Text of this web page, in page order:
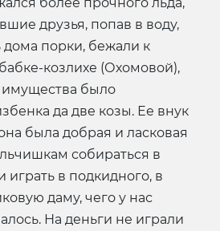
друзья, попав в воду,
порки, бежали к
козлихе (Охомовой),
имущества было
да две козы. Ее внук
была добрая и ласковая
собираться в
играть в подкидного, в
даму, чего у нас
На деньги не играли